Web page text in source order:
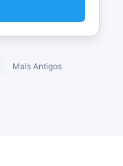
Mais Antigos